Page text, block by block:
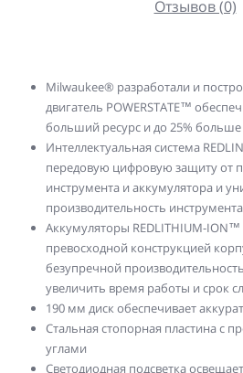
Отзывов (0)
Milwaukee® разработали и
двигатель POWERSTATE™
больший ресурс и до 25%
Интеллектуальная система
передовую цифровую защиту от
инструмента и аккумулятора и
производительность
Аккумуляторы REDLITHIUM-
превосходной конструкцией
безупречной
увеличить время работы и срок
190 мм диск обеспечивает
Стальная стопорная пластина с
углами
Светодиодная подсветка